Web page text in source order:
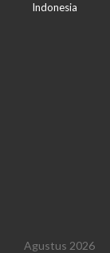
Indonesia
Agustus 2026